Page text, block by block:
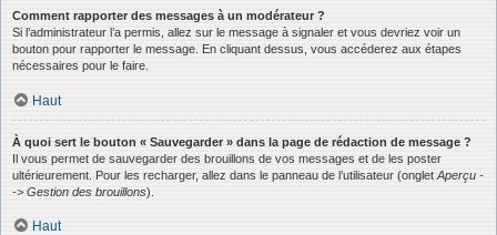
Comment rapporter des messages à un modérateur ?
Si l’administrateur l’a permis, allez sur le message à signaler et vous devriez voir un
bouton pour rapporter le message. En cliquant dessus, vous accéderez aux étapes
nécessaires pour le faire.
Haut
À quoi sert le bouton « Sauvegarder » dans la page de rédaction de message ?
Il vous permet de sauvegarder des brouillons de vos messages et de les poster
ultérieurement. Pour les recharger, allez dans le panneau de l’utilisateur (onglet Aperçu -
-> Gestion des brouillons).
Haut